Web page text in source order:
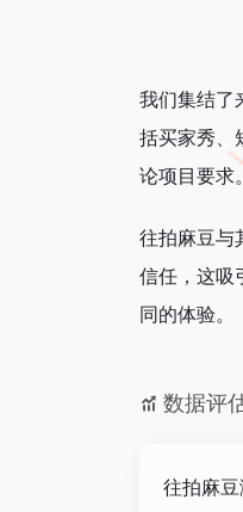
我们集结了
括买家秀、
论项目要求
往拍麻豆与
信任，这吸
同的体验。
数据评
往拍麻